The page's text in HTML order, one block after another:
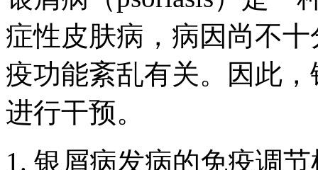
症性皮肤病，病因尚不
疫功能紊乱有关。因此
进行干预。
1. 银屑病发病的免疫调